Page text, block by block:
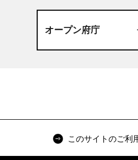
オープン府庁
このサイトのご利